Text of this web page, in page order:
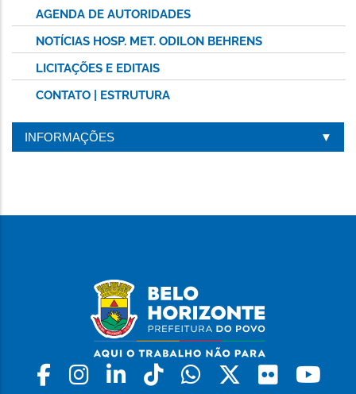
AGENDA DE AUTORIDADES
NOTÍCIAS HOSP. MET. ODILON BEHRENS
LICITAÇÕES E EDITAIS
CONTATO | ESTRUTURA
INFORMAÇÕES
Facebook
Instagram
LinkedinTiktokWhatsapp
X Flickr